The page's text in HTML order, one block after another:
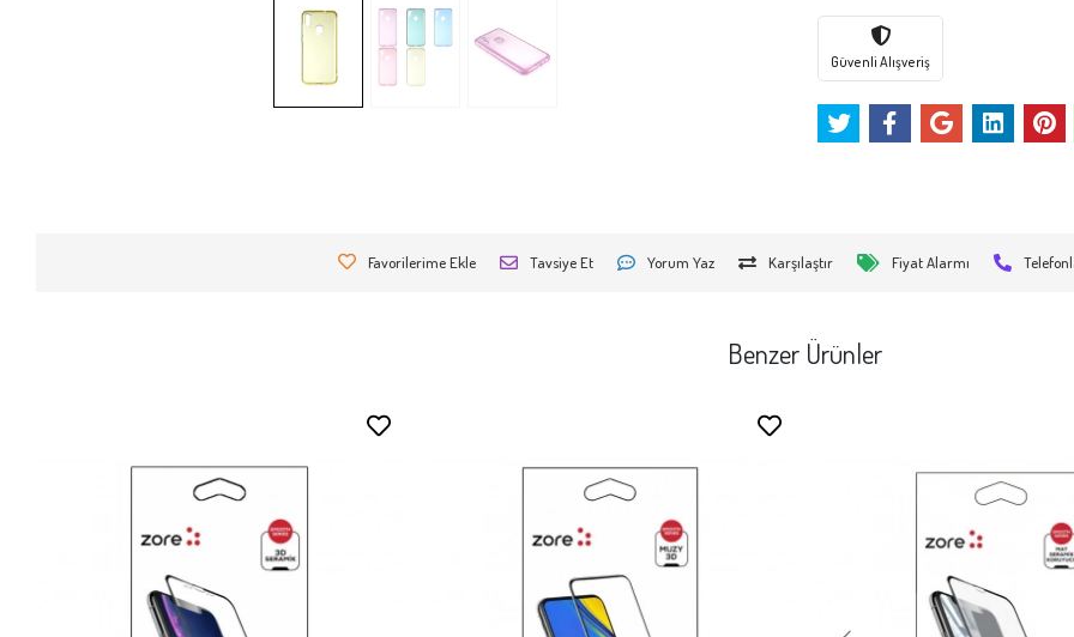
Güvenli Alışveriş
Favorilerime Ekle Tavsiye Et Yorum Yaz Karşılaştır Fiyat Alarmı
Benzer Ürünler